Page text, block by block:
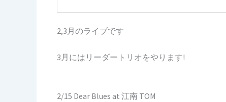
2,3月のライブです
3月にはリーダートリオをやります!
2/15 Dear Blues at 江南 TOM